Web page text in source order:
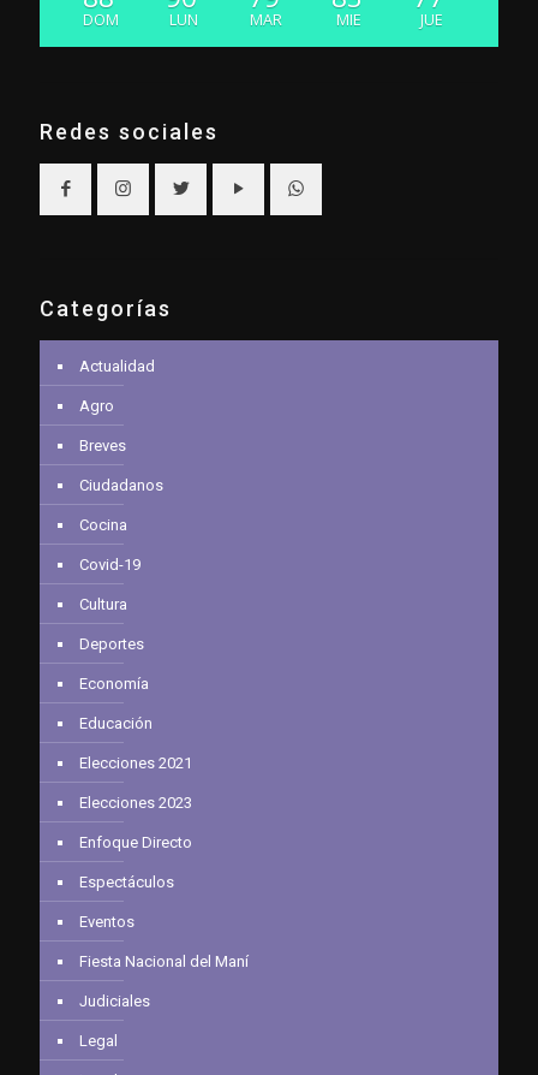
DOM LUN MAR MIE JUE
Redes sociales
Categorías
Actualidad
Agro
Breves
Ciudadanos
Cocina
Covid-19
Cultura
Deportes
Economía
Educación
Elecciones 2021
Elecciones 2023
Enfoque Directo
Espectáculos
Eventos
Fiesta Nacional del Maní
Judiciales
Legal